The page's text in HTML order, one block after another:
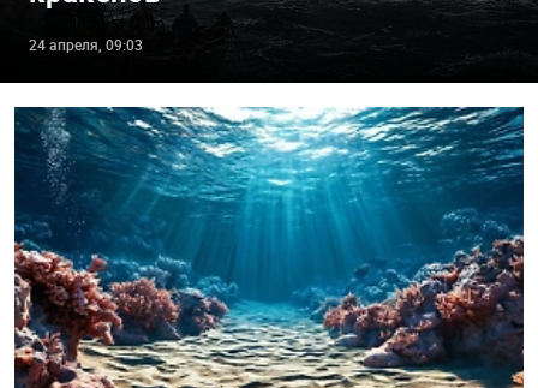
24 апреля, 09:03